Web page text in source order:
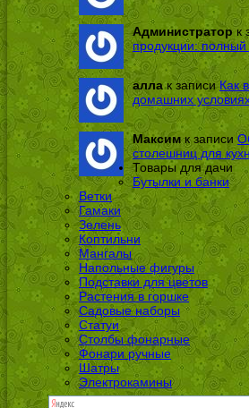
Администраторк
продукции: полный
аллак записиКак
домашних
Максимк записи
столешниц для
Товары для дачи
Бутылки и банки
Ветки
Гамаки
Зелень
Коптильни
Мангалы
Напольные фигуры
Подставки для цветов
Растения в горшке
Садовые наборы
Статуи
Столбы фонарные
Фонари ручные
Шатры
Электрокамины